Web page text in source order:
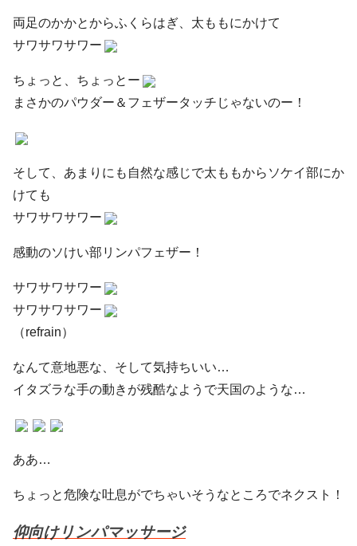
両足のかかとからふくらはぎ、太ももにかけて
サワサワサワー
ちょっと、ちょっとー
まさかのパウダー＆フェザータッチじゃないのー！
そして、あまりにも自然な感じで太ももからソケイ部にか
けても
サワサワサワー
感動のソけい部リンパフェザー！
サワサワサワー
サワサワサワー
（refrain）
なんて意地悪な、そして気持ちいい…
イタズラな手の動きが残酷なようで天国のような…
ああ…
ちょっと危険な吐息がでちゃいそうなところでネクスト！
仰向けリンパマッサージ